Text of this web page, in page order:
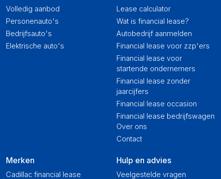
Volledig aanbod
Personenauto's
Bedrijfsauto's
Elektrische auto's
Merken
Cadillac financial lease
Lease calculator
Wat is financial lease?
Autobedrijf aanmelden
Financial lease voor zzp'ers
Financial lease voor
startende ondernemers
Financial lease zonder
jaarcijfers
Financial lease occasion
Financial lease bedrijfswagen
Over ons
Contact
Hulp en advies
Veelgestelde vragen